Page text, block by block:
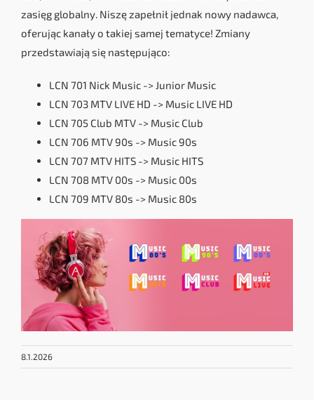
zasięg globalny. Niszę zapełnił jednak nowy nadawca,
oferując kanały o takiej samej tematyce! Zmiany
przedstawiają się następująco:
LCN 701 Nick Music -> Junior Music
LCN 703 MTV LIVE HD -> Music LIVE HD
LCN 705 Club MTV -> Music Club
LCN 706 MTV 90s -> Music 90s
LCN 707 MTV HITS -> Music HITS
LCN 708 MTV 00s -> Music 00s
LCN 709 MTV 80s -> Music 80s
8.1.2026